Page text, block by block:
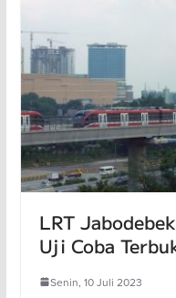
LRT
Uji Coba
Senin, 10 Juli 2023